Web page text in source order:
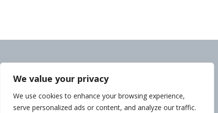
We value your privacy
We use cookies to enhance your browsing experience,
serve personalized ads or content, and analyze our traffic.